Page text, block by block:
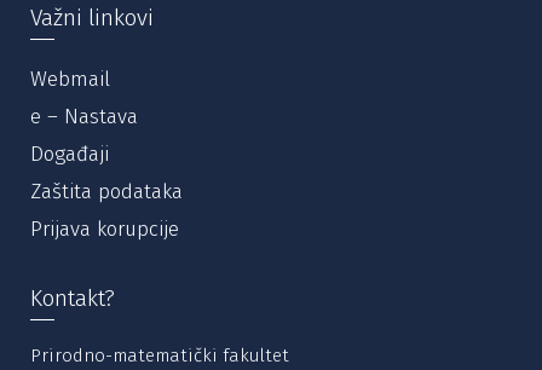
Važni linkovi
Webmail
e – Nastava
Događaji
Zaštita podataka
Prijava korupcije
Kontakt?
Prirodno-matematički fakultet